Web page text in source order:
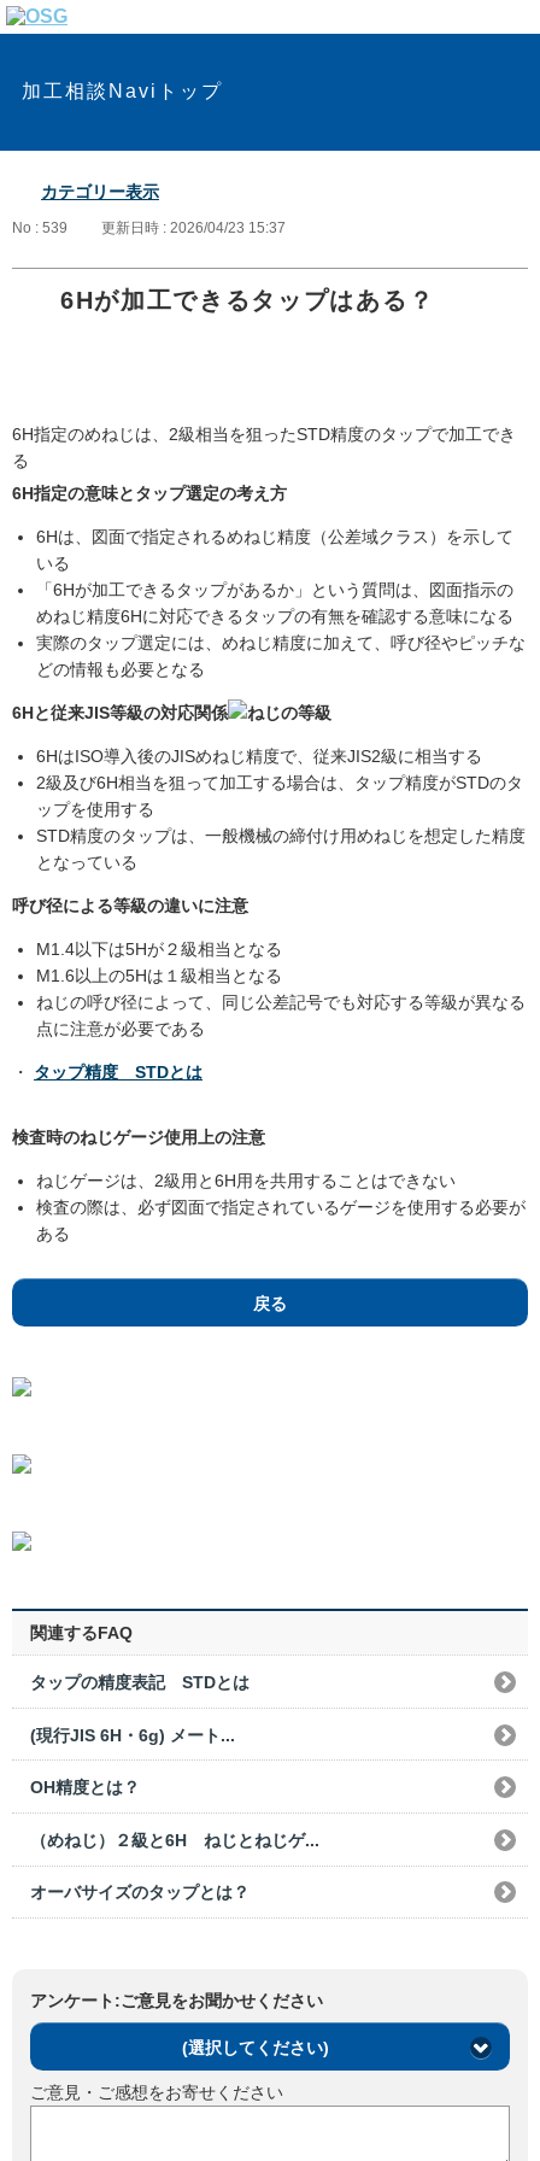
加工相談Naviトップ
カテゴリー表示
No : 539 更新日時 : 2026/04/23 15:37
6Hが加工できるタップはある？
6H指定のめねじは、2級相当を狙ったSTD精度のタップで加工でき
る
6H指定の意味とタップ選定の考え方
6Hは、図面で指定されるめねじ精度（公差域クラス）を示して
いる
「6Hが加工できるタップがあるか」という質問は、図面指示の
めねじ精度6Hに対応できるタップの有無を確認する意味になる
実際のタップ選定には、めねじ精度に加えて、呼び径やピッチな
どの情報も必要となる
6Hと従来JIS等級の対応関係
6HはISO導入後のJISめねじ精度で、従来JIS2級に相当する
2級及び6H相当を狙って加工する場合は、タップ精度がSTDのタ
ップを使用する
STD精度のタップは、一般機械の締付け用めねじを想定した精度
となっている
呼び径による等級の違いに注意
M1.4以下は5Hが２級相当となる
M1.6以上の5Hは１級相当となる
ねじの呼び径によって、同じ公差記号でも対応する等級が異なる
点に注意が必要である
・ タップ精度 STDとは
検査時のねじゲージ使用上の注意
ねじゲージは、2級用と6H用を共用することはできない
検査の際は、必ず図面で指定されているゲージを使用する必要が
ある
戻る
関連するFAQ
タップの精度表記 STDとは
(現行JIS 6H・6g) メート...
OH精度とは？
（めねじ）２級と6H ねじとねじゲ...
オーバサイズのタップとは？
アンケート:ご意見をお聞かせください
(選択してください)
ご意見・ご感想をお寄せください